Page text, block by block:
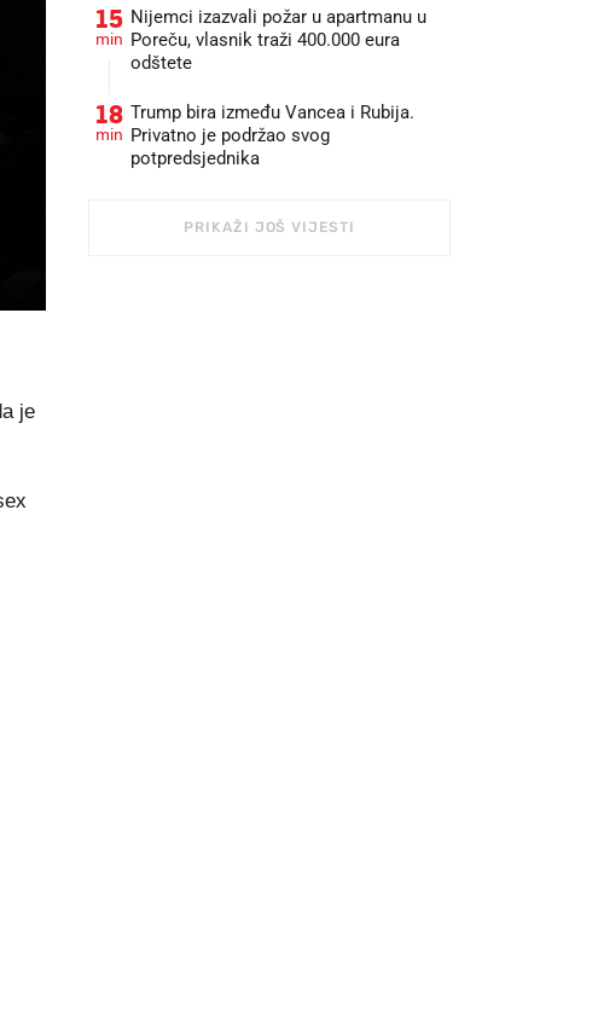
je
15
min
Nijemci izazvali požar u apartmanu u
Poreču, vlasnik traži 400.000 eura
odštete
18
min
Trump bira između Vancea i Rubija.
Privatno je podržao svog
potpredsjednika
PRIKAŽI JOŠ VIJESTI